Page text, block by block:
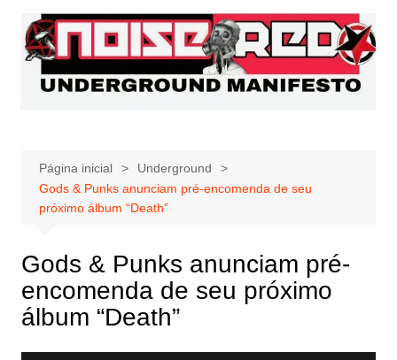
para
conteúdo
Página inicial
Underground
Gods & Punks anunciam pré-encomenda de seu
próximo álbum “Death”
Gods & Punks anunciam pré-
encomenda de seu próximo
álbum “Death”